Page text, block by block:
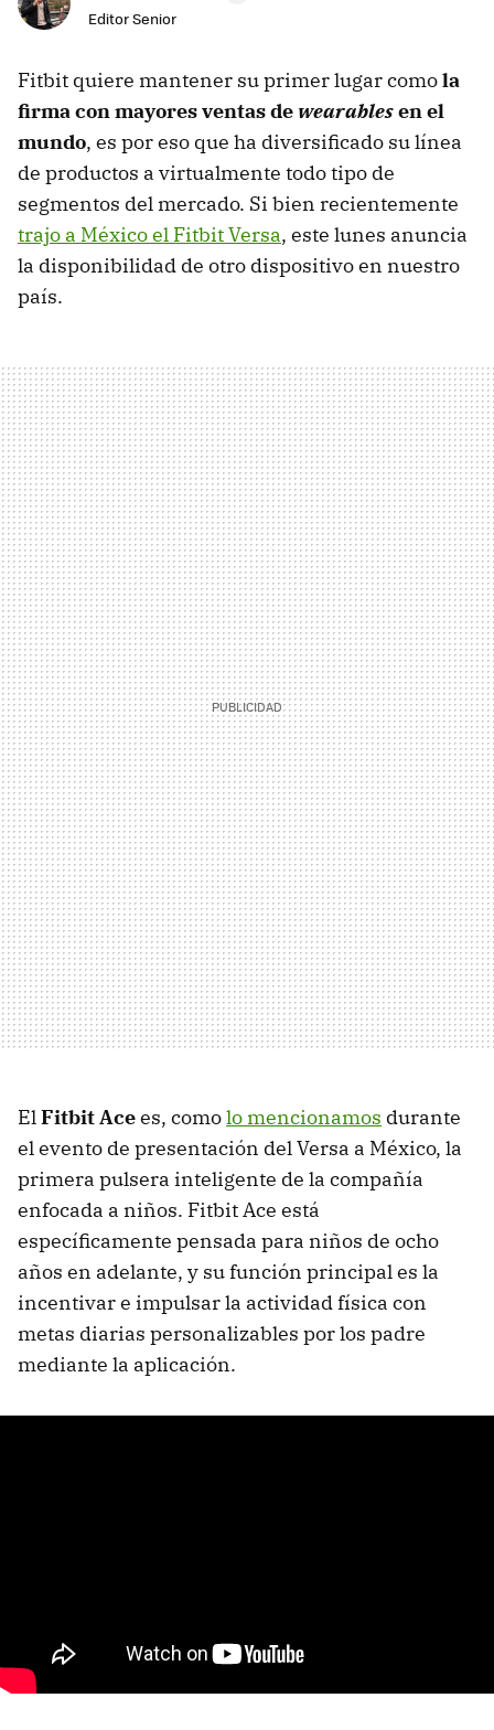
Editor Senior
Fitbit quiere mantener su primer lugar comola
firma con mayores ventas de wearablesen el
mundo, es por eso que ha diversificado su línea
de productos a virtualmente todo tipo de
segmentos del mercado. Si bien recientemente
trajo a México el Fitbit Versa, este lunes anuncia
la disponibilidad de otro dispositivo en nuestro
país.
ElFitbit Acees, comolo mencionamos durante
el evento de presentación del Versa a México, la
primera pulsera inteligente de la compañía
enfocada a niños. Fitbit Ace está
específicamente pensada para niños de ocho
años en adelante, y su función principal es la
incentivar e impulsar la actividad física con
metas diarias personalizables por los padre
mediante la aplicación.